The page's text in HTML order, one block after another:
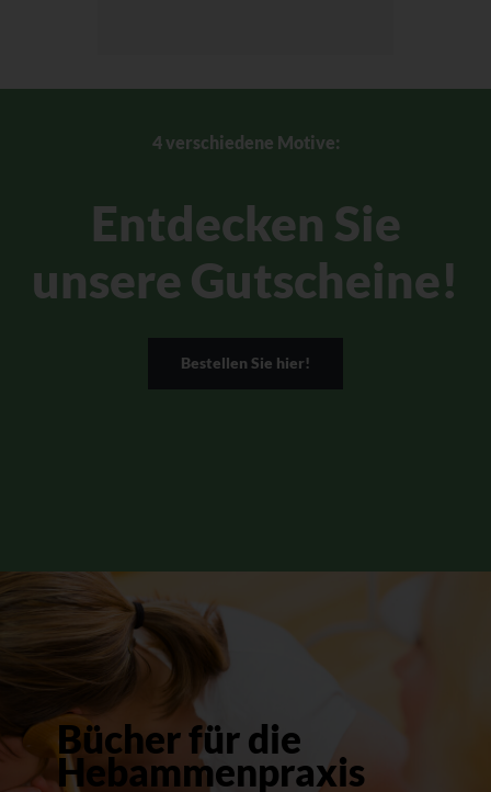
4 verschiedene Motive:
Entdecken Sie
unsere Gutscheine!
Bestellen Sie hier!
Bücher für die
Hebammenpraxis